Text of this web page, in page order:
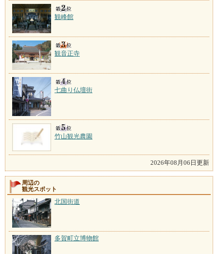
観峰館
観音正寺
七曲り仏壇街
竹山観光農園
2026年08月06日更新
周辺の
観光スポット
北国街道
多賀町立博物館